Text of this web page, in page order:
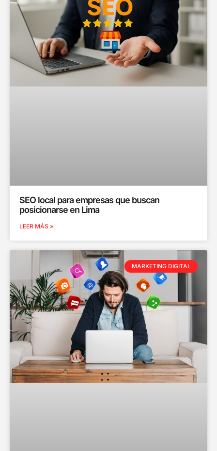
SEO local para empresas que buscan
posicionarse en Lima
LEER MÁS »
MARKETING DIGITAL